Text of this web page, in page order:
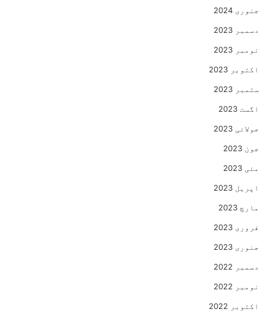
جنوری 2024
دسمبر 2023
نومبر 2023
اکتوبر 2023
ستمبر 2023
اگست 2023
جولائی 2023
جون 2023
مئی 2023
اپریل 2023
مارچ 2023
فروری 2023
جنوری 2023
دسمبر 2022
نومبر 2022
اکتوبر 2022